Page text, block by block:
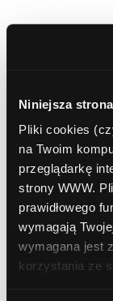
Niniejsza
Pliki cookies
na Twoim
przeglądarkę
strony WWW.
prawidłowego
wymagają
wymagana jest
korzystania ze
Name Required